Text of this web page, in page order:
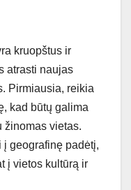
kruopštus ir
atrasti naujas
Pirmiausia, reikia
kad būtų galima
žinomas vietas.
į geografinę padėtį,
į vietos kultūrą ir